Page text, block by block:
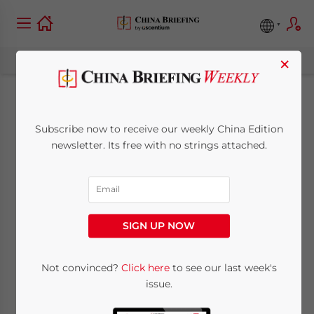
La escasez de
energía en China:
desafíos de hoy,
oportunidades de
mañana
China Briefing
×
Subscribe now to receive our weekly China Edition
newsletter. Its free with no strings attached.
SIGN UP NOW
Not convinced? Click hereto see our last week's
issue.